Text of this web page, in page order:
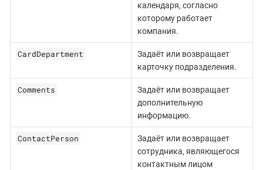
календаря, согласно
которому работает
компания.
CardDepartment
Задаёт или возвращает
карточку подразделения.
Comments
Задаёт или возвращает
дополнительную
информацию.
ContactPerson
Задаёт или возвращает
сотрудника, являющегося
контактным лицом